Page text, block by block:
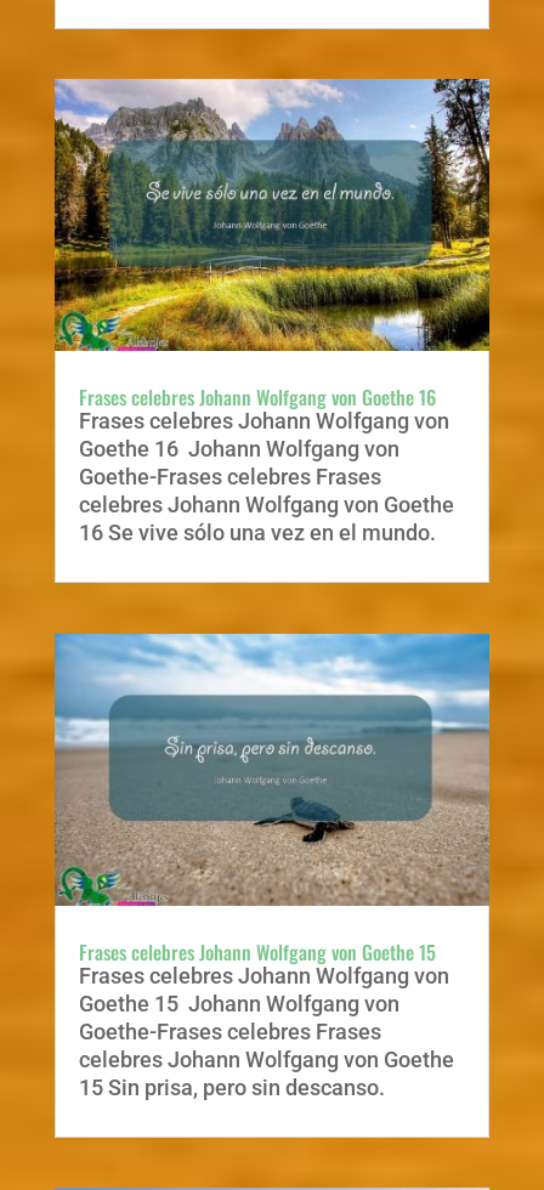
Frases celebres Johann Wolfgang von Goethe 16
Frases celebres Johann Wolfgang von
Goethe 16 Johann Wolfgang von
Goethe-Frases celebres Frases
celebres Johann Wolfgang von Goethe
16 Se vive sólo una vez en el mundo.
Frases celebres Johann Wolfgang von Goethe 15
Frases celebres Johann Wolfgang von
Goethe 15 Johann Wolfgang von
Goethe-Frases celebres Frases
celebres Johann Wolfgang von Goethe
15 Sin prisa, pero sin descanso.